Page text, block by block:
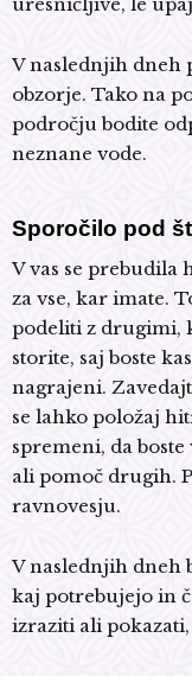
V naslednjih dneh
obzorje. Tako na
področju bodite
neznane vode.
Sporočilo pod
V vas se prebudila
za vse, kar imate.
podeliti z drugimi,
storite, saj boste
nagrajeni.
se lahko položaj
spremeni, da
ali pomoč drugih.
ravnovesju.
V naslednjih dneh
kaj potrebujejo in
izraziti ali pokazati,